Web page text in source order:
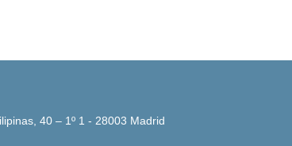
40 – 1º 1 - 28003 Madrid